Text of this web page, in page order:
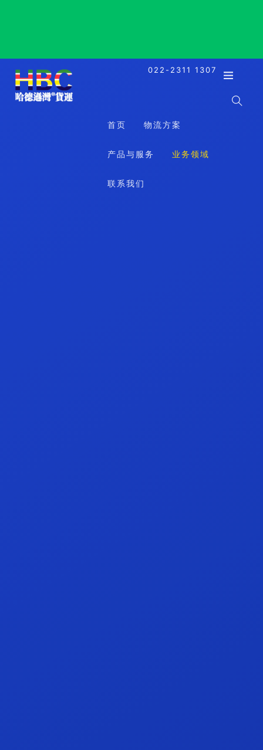
022-2311 1307
首页 物流方案
产品与服务 业务领域
联系我们